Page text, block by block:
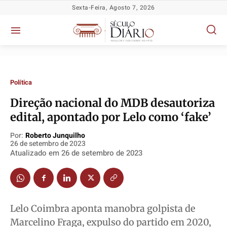
Política
Socioeconômicas
TV Século
Justiça
Segurança
Política
Socioeconômicas
TV Século
Justiça
Segurança
Política
Socioeconômicas
TV Século
Justiça
Segurança
Política
Socioeconômicas
TV Século
Justiça
Segurança
Sexta-Feira, Agosto 7, 2026
Política
Direção nacional do MDB desautoriza
edital, apontado por Lelo como ‘fake’
Por: Roberto Junquilho
26 de setembro de 2023
Atualizado em 26 de setembro de 2023
Lelo Coimbra aponta manobra golpista de
Marcelino Fraga, expulso do partido em 2020,